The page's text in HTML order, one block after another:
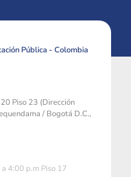
Pública - Colombia
Piso 23 (Dirección
/ Bogotá D.C.,
4:00 p.m Piso 17